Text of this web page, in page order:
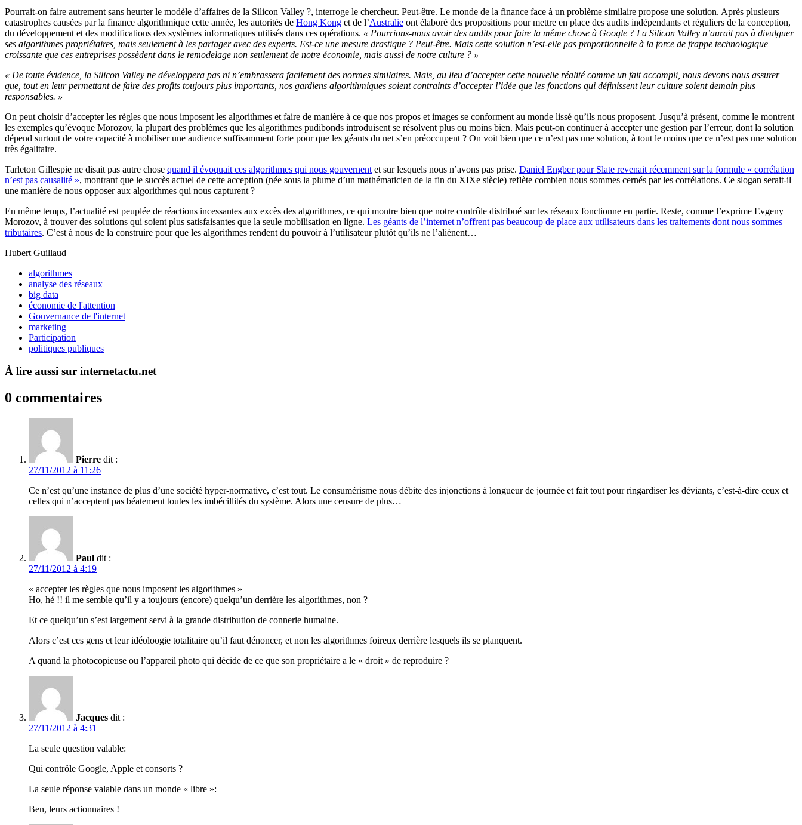
Pourrait-on faire autrement sans heurter le modèle d’affaires de la Silicon Valley ?, interroge le chercheur. Peut-être. Le monde de la finance face à un problème similaire propose une solution. Après plusieurs
catastrophes causées par la finance algorithmique cette année, les autorités de Hong Kong et de l’Australie ont élaboré des propositions pour mettre en place des audits indépendants et réguliers de la conception,
du développement et des modifications des systèmes informatiques utilisés dans ces opérations. « Pourrions-nous avoir des audits pour faire la même chose à Google ? La Silicon Valley n’aurait pas à divulguer
ses algorithmes propriétaires, mais seulement à les partager avec des experts. Est-ce une mesure drastique ? Peut-être. Mais cette solution n’est-elle pas proportionnelle à la force de frappe technologique
croissante que ces entreprises possèdent dans le remodelage non seulement de notre économie, mais aussi de notre culture ? »
« De toute évidence, la Silicon Valley ne développera pas ni n’embrassera facilement des normes similaires. Mais, au lieu d’accepter cette nouvelle réalité comme un fait accompli, nous devons nous assurer
que, tout en leur permettant de faire des profits toujours plus importants, nos gardiens algorithmiques soient contraints d’accepter l’idée que les fonctions qui définissent leur culture soient demain plus
responsables. »
On peut choisir d’accepter les règles que nous imposent les algorithmes et faire de manière à ce que nos propos et images se conforment au monde lissé qu’ils nous proposent. Jusqu’à présent, comme le montrent
les exemples qu’évoque Morozov, la plupart des problèmes que les algorithmes pudibonds introduisent se résolvent plus ou moins bien. Mais peut-on continuer à accepter une gestion par l’erreur, dont la solution
dépend surtout de votre capacité à mobiliser une audience suffisamment forte pour que les géants du net s’en préoccupent ? On voit bien que ce n’est pas une solution, à tout le moins que ce n’est pas une solution
très égalitaire.
Tarleton Gillespie ne disait pas autre chose quand il évoquait ces algorithmes qui nous gouvernent et sur lesquels nous n’avons pas prise. Daniel Engber pour Slate revenait récemment sur la formule « corrélation
n’est pas causalité », montrant que le succès actuel de cette acception (née sous la plume d’un mathématicien de la fin du XIXe siècle) reflète combien nous sommes cernés par les corrélations. Ce slogan serait-il
une manière de nous opposer aux algorithmes qui nous capturent ?
En même temps, l’actualité est peuplée de réactions incessantes aux excès des algorithmes, ce qui montre bien que notre contrôle distribué sur les réseaux fonctionne en partie. Reste, comme l’exprime Evgeny
Morozov, à trouver des solutions qui soient plus satisfaisantes que la seule mobilisation en ligne. Les géants de l’internet n’offrent pas beaucoup de place aux utilisateurs dans les traitements dont nous sommes
tributaires. C’est à nous de la construire pour que les algorithmes rendent du pouvoir à l’utilisateur plutôt qu’ils ne l’aliènent…
Hubert Guillaud
algorithmes
analyse des réseaux
big data
économie de l'attention
Gouvernance de l'internet
marketing
Participation
politiques publiques
À lire aussi sur internetactu.net
0 commentaires
Pierre dit :
27/11/2012 à 11:26
Ce n’est qu’une instance de plus d’une société hyper-normative, c’est tout. Le consumérisme nous débite des injonctions à longueur de journée et fait tout pour ringardiser les déviants, c’est-à-dire ceux et
celles qui n’acceptent pas béatement toutes les imbécillités du système. Alors une censure de plus…
Paul dit :
27/11/2012 à 4:19
« accepter les règles que nous imposent les algorithmes »
Ho, hé !! il me semble qu’il y a toujours (encore) quelqu’un derrière les algorithmes, non ?
Et ce quelqu’un s’est largement servi à la grande distribution de connerie humaine.
Alors c’est ces gens et leur idéoloogie totalitaire qu’il faut dénoncer, et non les algorithmes foireux derrière lesquels ils se planquent.
A quand la photocopieuse ou l’appareil photo qui décide de ce que son propriétaire a le « droit » de reproduire ?
Jacques dit :
27/11/2012 à 4:31
La seule question valable:
Qui contrôle Google, Apple et consorts ?
La seule réponse valable dans un monde « libre »:
Ben, leurs actionnaires !